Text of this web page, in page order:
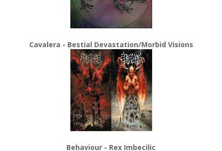
Cavalera - Bestial Devastation/Morbid Visions
Behaviour - Rex Imbecilic